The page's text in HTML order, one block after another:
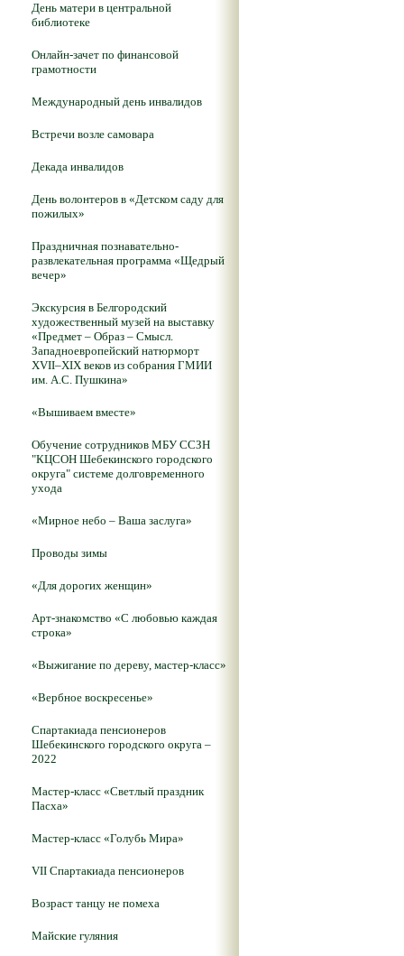
День матери в центральной
библиотеке
Онлайн-зачет по финансовой
грамотности
Международный день инвалидов
Встречи возле самовара
Декада инвалидов
День волонтеров в «Детском саду для
пожилых»
Праздничная познавательно-
развлекательная программа «Щедрый
вечер»
Экскурсия в Белгородский
художественный музей на выставку
«Предмет – Образ – Смысл.
Западноевропейский натюрморт
XVII–XIX веков из собрания ГМИИ
им. А.С. Пушкина»
«Вышиваем вместе»
Обучение сотрудников МБУ ССЗН
"КЦСОН Шебекинского городского
округа" системе долговременного
ухода
«Мирное небо – Ваша заслуга»
Проводы зимы
«Для дорогих женщин»
Арт-знакомство «С любовью каждая
строка»
«Выжигание по дереву, мастер-класс»
«Вербное воскресенье»
Спартакиада пенсионеров
Шебекинского городского округа –
2022
Мастер-класс «Светлый праздник
Пасха»
Мастер-класс «Голубь Мира»
VII Спартакиада пенсионеров
Возраст танцу не помеха
Майские гуляния